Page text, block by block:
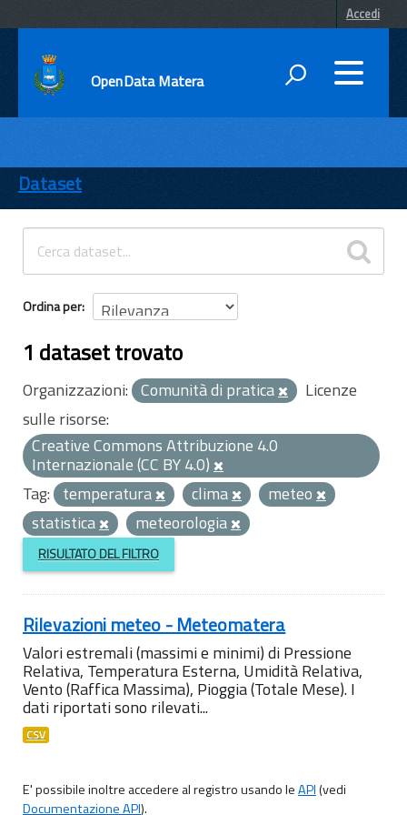
Accedi
OpenData Matera
ENTI
TEMI
INFORMAZIONI
Dataset
Ordina per
1 dataset trovato
Organizzazioni: Comunità di pratica
Licenze
sulle risorse:
Creative Commons Attribuzione 4.0
Internazionale (CC BY 4.0)
Tag: temperatura clima
meteo
statistica
meteorologia
RISULTATO DEL FILTRO
Rilevazioni meteo - Meteomatera
Valori estremali (massimi e minimi) di Pressione
Relativa, Temperatura Esterna, Umidità Relativa,
Vento (Raffica Massima), Pioggia (Totale Mese). I
dati riportati sono rilevati...
CSV
E' possibile inoltre accedere al registro usando leAPI(vedi
Documentazione API).